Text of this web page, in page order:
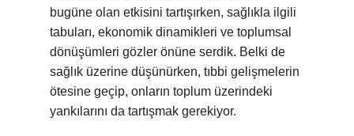
bugüne olan etkisini tartışırken, sağlıkla ilgili
tabuları, ekonomik dinamikleri ve toplumsal
dönüşümleri gözler önüne serdik. Belki de
sağlık üzerine düşünürken, tıbbi gelişmelerin
ötesine geçip, onların toplum üzerindeki
yankılarını da tartışmak gerekiyor.